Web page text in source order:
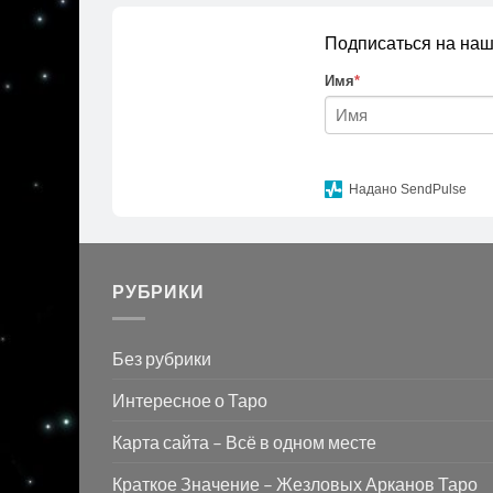
Подписаться на
Имя*
Надано SendPulse
РУБРИКИ
Без рубрики
Интересное о Таро
Карта сайта – Всё в одном месте
Краткое Значение – Жезловых Арканов Таро